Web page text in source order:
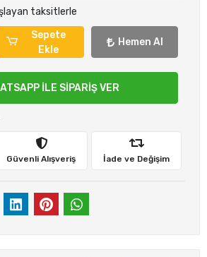
taksitlerle
Sepete
Ekle
Hemen Al
İLE SİPARİŞ VER
Güvenli Alışveriş İade ve Değişim